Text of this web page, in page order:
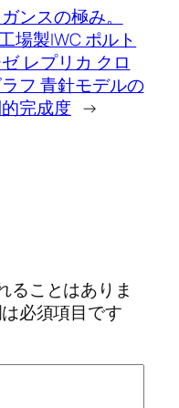
ンスの極み。
場製IWC ポルト
レプリカ クロ
フ 青針モデルの
完成度 →
ることはありま
必須項目です